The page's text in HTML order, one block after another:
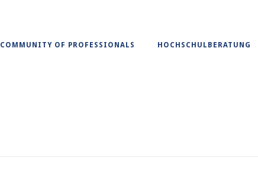
COMMUNITY OF PROFESSIONALS HOCHSCHULBERATUNG